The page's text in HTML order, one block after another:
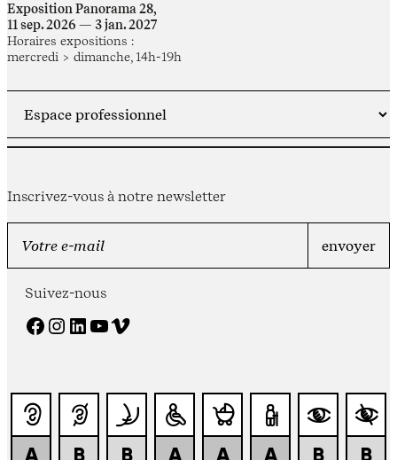
Exposition Panorama 28,
11 sep. 2026 — 3 jan. 2027
Horaires expositions :
mercredi > dimanche, 14h-19h
Inscrivez-vous à notre newsletter
Suivez-nous
Facebook Instagram LinkedIn YouTube Vimeo